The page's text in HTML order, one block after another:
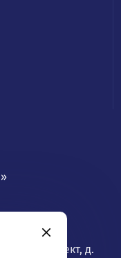
проспект, д.